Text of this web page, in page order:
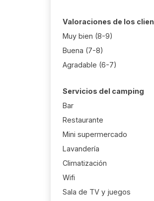
Valoraciones de los
Muy bien (8-9)
Buena (7-8)
Agradable (6-7)
Servicios del camping
Bar
Restaurante
Mini supermercado
Lavandería
Climatización
Wifi
Sala de TV y juegos